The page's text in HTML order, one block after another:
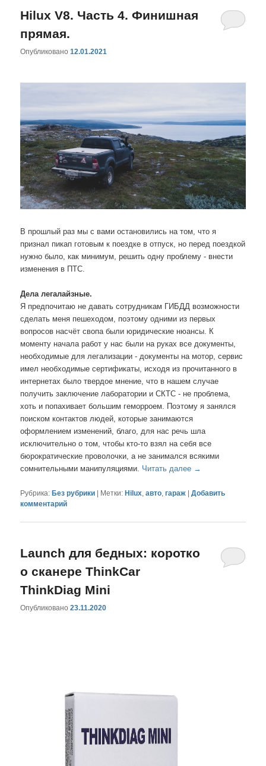
Hilux V8. Часть 4. Финишная
прямая.
Опубликовано12.01.2021
В прошлый раз мы с вами остановились на том, что я
признал пикап готовым к поездке в отпуск, но перед поездкой
нужно было, как минимум, решить одну проблему - внести
изменения в ПТС.
Дела легалайзные.
Я предпочитаю не давать сотрудникам ГИБДД возможности
сделать меня пешеходом, поэтому одними из первых
вопросов насчёт свопа были юридические нюансы. К
моменту начала работ у нас были на руках все документы,
необходимые для легализации - документы на мотор, сервис
имел необходимые сертификаты, исходя из прочитанного в
интернетах было твердое мнение, что в нашем случае
получить заключение лаборатории и СКТС - не проблема,
хоть и попахивает большим геморроем. Поэтому я занялся
поиском контактов людей, которые занимаются
оформлением изменений, благо, для нас речь шла
исключительно о том, чтобы кто-то взял на себя все
бюрократические проволочки, а не занимался всякими
сомнительными манипуляциями. Читать далее →
Рубрика: Без рубрики | Метки: Hilux ,авто ,гараж |Добавить
комментарий
Launch для бедных: коротко
о сканере ThinkCar
ThinkDiag Mini
Опубликовано23.11.2020